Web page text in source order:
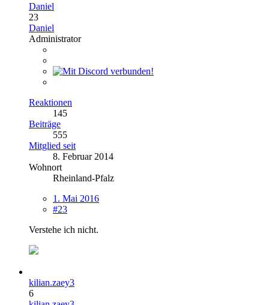
Daniel
23
Daniel
Administrator
Reaktionen
145
Beiträge
555
Mitglied seit
8. Februar 2014
Wohnort
Rheinland-Pfalz
1. Mai 2016
#23
Verstehe ich nicht.
kilian.zaey3
6